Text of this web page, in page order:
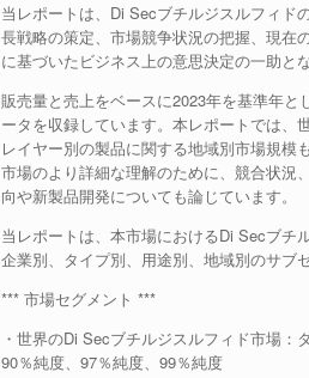
当レポートは、Di Secブチルジスルフィド
長戦略の策定、市場競争状況の把握、現在
に基づいたビジネス上の意思決定の一助と
販売量と売上をベースに2023年を基準年
ータを収録しています。本レポートでは、
レイヤー別の製品に関する地域別市場規模
市場のより詳細な理解のために、競合状況
向や新製品開発についても論じています。
当レポートは、本市場におけるDi Secブチ
企業別、タイプ別、用途別、地域別のサブ
*** 市場セグメント ***
・世界のDi Secブチルジスルフィド市場：
90％純度、97％純度、99％純度